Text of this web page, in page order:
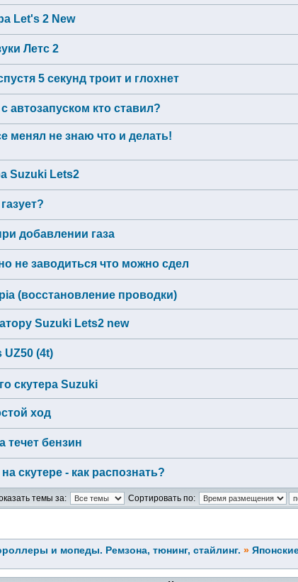
Let's 2 New
Летс 2
5 секунд троит и глохнет
автозапуском кто ставил?
менял не знаю что и делать!
Suzuki Lets2
добавлении газа
не заводиться что можно сдел
(восстановление проводки)
Suzuki Lets2 new
(4t)
скутера Suzuki
ход
течет бензин
скутере - как распознать?
темы за: Сортировать по:
и мопеды. Ремзона, тюнинг, стайлинг. »